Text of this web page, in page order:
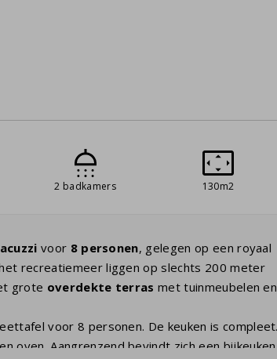
2 badkamers 130m2
voor 8 personen, gelegen op een royaal
recreatiemeer liggen op slechts 200 meter
grote overdekte terras met tuinmeubelen en
voor 8 personen. De keuken is compleet
oven. Aangrenzend bevindt zich een bijkeuken